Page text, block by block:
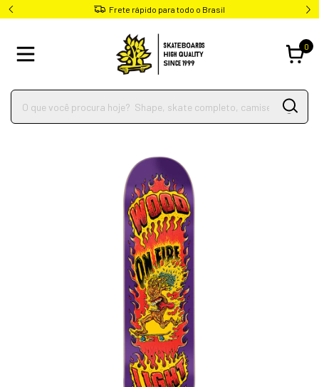
Frete rápido para todo o Brasil
0